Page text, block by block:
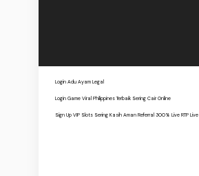
Login Adu Ayam Legal
Login Game Viral Philippines Terbaik Sering Cair Online
Sign Up VIP Slots Sering Kasih Aman Referral 300% Live RTP Live